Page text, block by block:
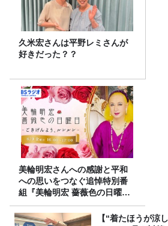
久米宏さんは平野レミさんが
好きだった？？
美輪明宏さんへの感謝と平和
への思いをつなぐ追悼特別番
組『美輪明宏 薔薇色の日曜日
～ごきげんよう、ルンルン
～』8/9（日）16時放送【“着たほうが涼